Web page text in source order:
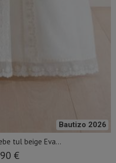
Bautizo 2026
tul beige Eva...
€